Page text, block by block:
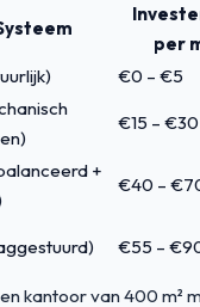
per
€0 – €5
€15 – €30
+
€40 –
€55 –
kantoor van 400 m²